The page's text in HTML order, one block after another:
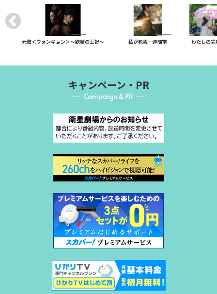
元敬＜ウォンギョン＞～欲望の王妃～ 私が死ぬ一週間前 わたしの完
キャンペーン・PR
Campaign & PR